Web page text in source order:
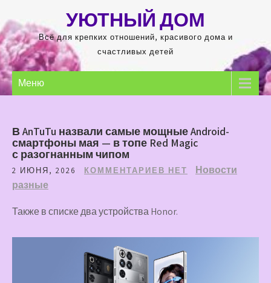
содержимому
УЮТНЫЙ ДОМ
Всё для крепких отношений, красивого дома и
счастливых детей
Меню
В AnTuTu назвали самые мощные Android-
смартфоны мая — в топе Red Magic
с разогнанным чипом
2 ИЮНЯ, 2026 КОММЕНТАРИЕВ НЕТ
Новости
разные
Также в списке два устройства Honor.